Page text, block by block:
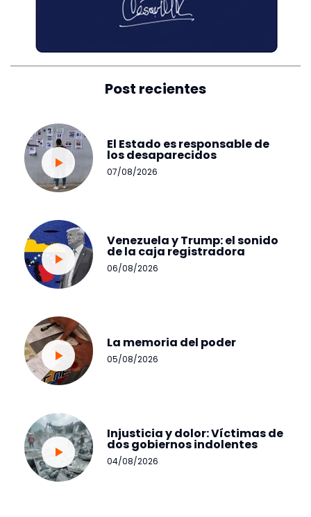
Post recientes
El Estado es responsable de
los desaparecidos
07/08/2026
Venezuela y Trump: el sonido
de la caja registradora
06/08/2026
La memoria del poder
05/08/2026
Injusticia y dolor: Víctimas de
dos gobiernos indolentes
04/08/2026